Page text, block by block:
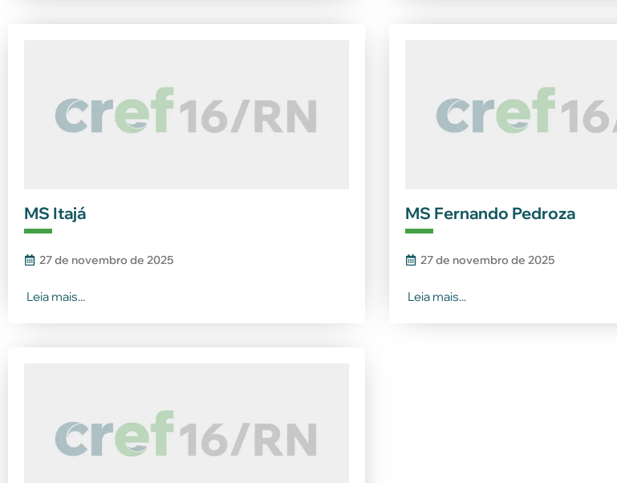
MS Itajá
27 de novembro de 2025
Leia mais...
MS Fernando Pedroza
27 de novembro de 2025
Leia mais...